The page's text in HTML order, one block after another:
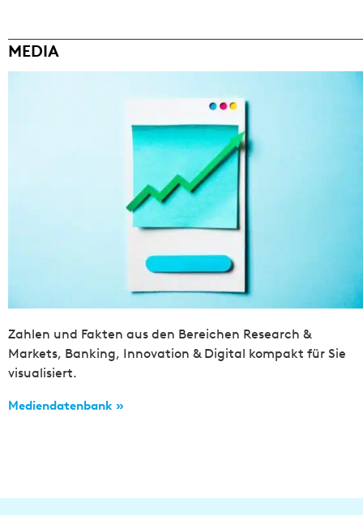
MEDIA
Zahlen und Fakten aus den Bereichen Research &
Markets, Banking, Innovation & Digital kompakt für Sie
visualisiert.
Mediendatenbank »